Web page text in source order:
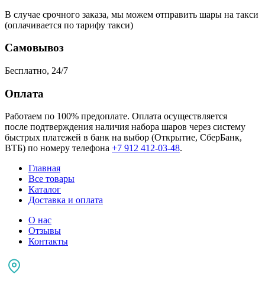
В случае срочного заказа, мы можем отправить шары на такси
(оплачивается по тарифу такси)
Самовывоз
Бесплатно, 24/7
Оплата
Работаем по 100% предоплате. Оплата осуществляется
после подтверждения наличия набора шаров через систему
быстрых платежей в банк на выбор (Открытие, СберБанк,
ВТБ) по номеру телефона +7 912 412-03-48.
Главная
Все товары
Каталог
Доставка и оплата
О нас
Отзывы
Контакты